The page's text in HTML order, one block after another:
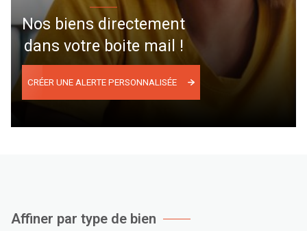
Nos biens directement
dans votre boite mail !
CRÉER UNE ALERTE PERSONNALISÉE
Affiner par type de bien